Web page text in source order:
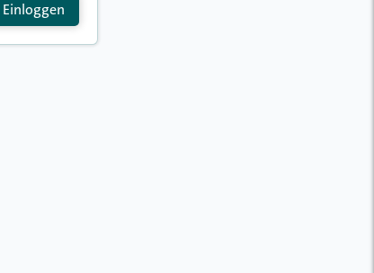
Einloggen